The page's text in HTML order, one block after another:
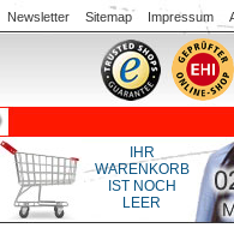
Newsletter Sitemap Impressum
IHR
WARENKORB
IST NOCH
LEER